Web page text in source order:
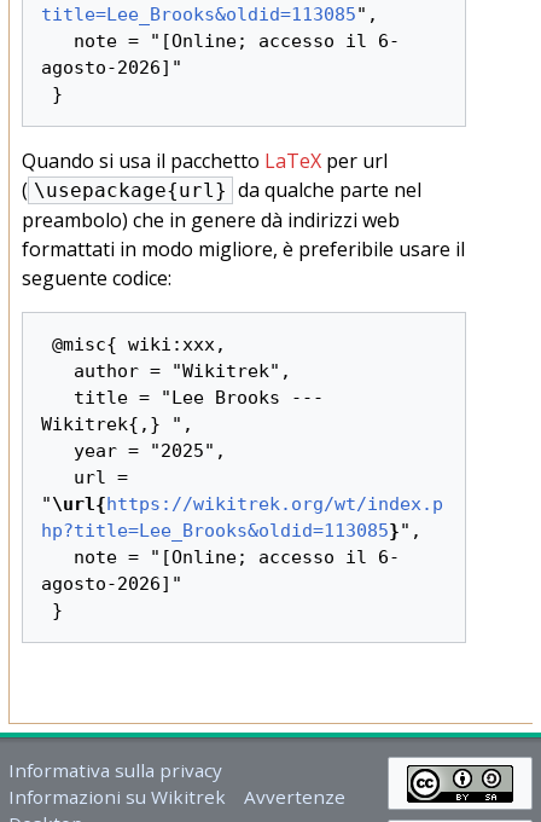
title=Lee_Brooks&oldid=113085",
agosto-2026]"
Quando si usa il pacchetto LaTeXper url
( \usepackage{url} da qualche parte nel
preambolo) che in genere dà indirizzi web
formattati in modo migliore, è preferibile usare il
seguente codice:
@misc{ wiki:xxx,
Wikitrek{,} ",
"\url{https://wikitrek.org/wt/index.p
hp?title=Lee_Brooks&oldid=113085}",
agosto-2026]"
Informativa sulla privacy
Informazioni su Wikitrek
Avvertenze